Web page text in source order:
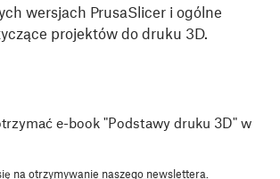
wersjach PrusaSlicer i ogólne
projektów do druku 3D.
e-book "Podstawy druku 3D" w
na otrzymywanie naszego newslettera.